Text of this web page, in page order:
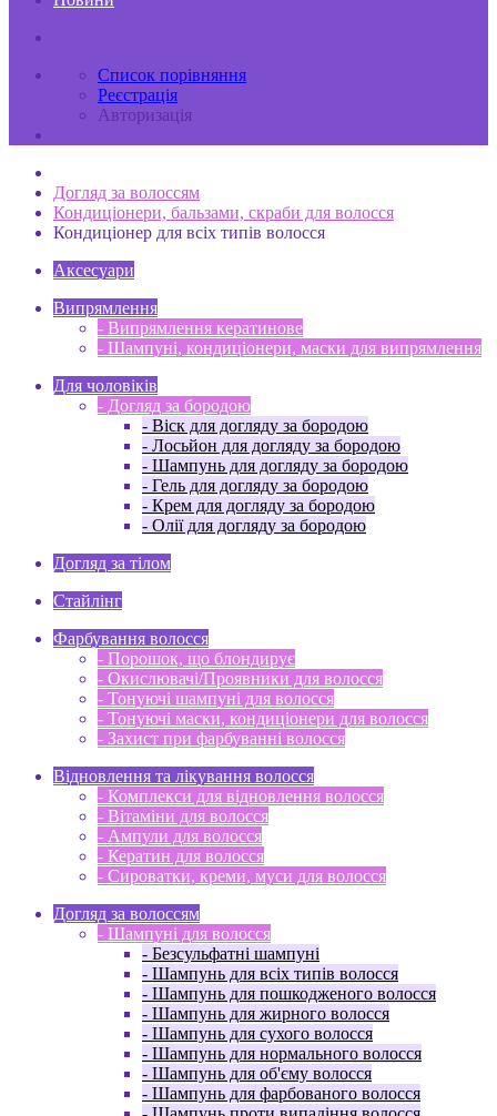
Список порівняння
Реєстрація
Авторизація
Догляд за волоссям
Кондиціонери, бальзами, скраби для волосся
Кондиціонер для всіх типів волосся
Аксесуари
Випрямлення
- Випрямлення кератинове
- Шампуні, кондиціонери, маски для випрямлення
Для чоловіків
- Догляд за бородою
- Віск для догляду за бородою
- Лосьйон для догляду за бородою
- Шампунь для догляду за бородою
- Гель для догляду за бородою
- Крем для догляду за бородою
- Олії для догляду за бородою
Догляд за тілом
Стайлінг
Фарбування волосся
- Порошок, що блондирує
- Окислювачі/Проявники для волосся
- Тонуючі шампуні для волосся
- Тонуючі маски, кондиціонери для волосся
- Захист при фарбуванні волосся
Відновлення та лікування волосся
- Комплекси для відновлення волосся
- Вітаміни для волосся
- Ампули для волосся
- Кератин для волосся
- Сироватки, креми, муси для волосся
Догляд за волоссям
- Шампуні для волосся
- Безсульфатні шампуні
- Шампунь для всіх типів волосся
- Шампунь для пошкодженого волосся
- Шампунь для жирного волосся
- Шампунь для сухого волосся
- Шампунь для нормального волосся
- Шампунь для об'єму волосся
- Шампунь для фарбованого волосся